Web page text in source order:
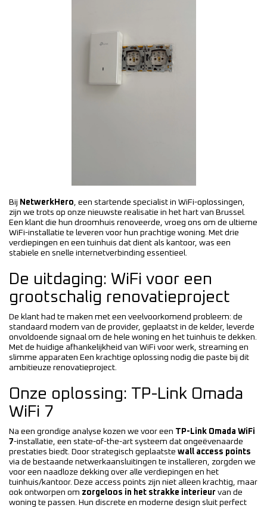
Bij NetwerkHero, een startende specialist in WiFi-oplossingen,
zijn we trots op onze nieuwste realisatie in het hart van Brussel.
Een klant die hun droomhuis renoveerde, vroeg ons om de ultieme
WiFi-installatie te leveren voor hun prachtige woning. Met drie
verdiepingen en een tuinhuis dat dient als kantoor, was een
stabiele en snelle internetverbinding essentieel.
De uitdaging: WiFi voor een
grootschalig renovatieproject
De klant had te maken met een veelvoorkomend probleem: de
standaard modem van de provider, geplaatst in de kelder, leverde
onvoldoende signaal om de hele woning en het tuinhuis te dekken.
Met de huidige afhankelijkheid van WiFi voor werk, streaming en
slimme apparaten Een krachtige oplossing nodig die paste bij dit
ambitieuze renovatieproject.
Onze oplossing: TP-Link Omada
WiFi 7
Na een grondige analyse kozen we voor een TP-Link Omada WiFi
7-installatie, een state-of-the-art systeem dat ongeëvenaarde
prestaties biedt. Door strategisch geplaatste wall access points
via de bestaande netwerkaansluitingen te installeren, zorgden we
voor een naadloze dekking over alle verdiepingen en het
tuinhuis/kantoor. Deze access points zijn niet alleen krachtig, maar
ook ontworpen om zorgeloos in het strakke interieur van de
woning te passen. Hun discrete en moderne design sluit perfect